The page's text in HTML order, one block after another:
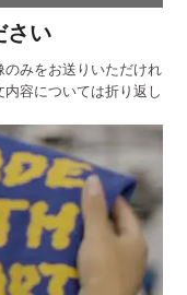
さい
みをお送りいただけれ
容については折り返し